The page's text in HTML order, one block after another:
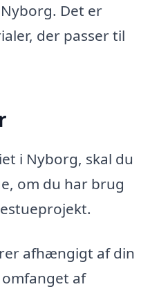
Det er
der passer til
i Nyborg, skal du
om du har brug
afhængigt af din
af